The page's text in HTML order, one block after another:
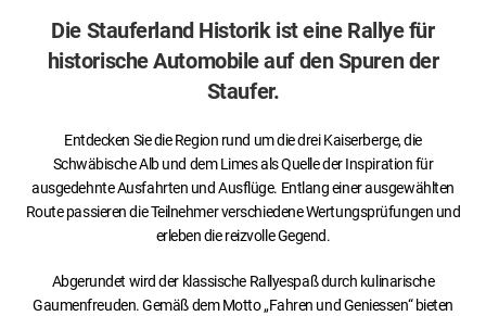
Die Stauferland Historik ist eine Rallye für
historische Automobile auf den Spuren der
Staufer.
Entdecken Sie die Region rund um die drei Kaiserberge, die
Schwäbische Alb und dem Limes als Quelle der Inspiration für
ausgedehnte Ausfahrten und Ausflüge. Entlang einer ausgewählten
Route passieren die Teilnehmer verschiedene Wertungsprüfungen und
erleben die reizvolle Gegend.
Abgerundet wird der klassische Rallyespaß durch kulinarische
Gaumenfreuden. Gemäß dem Motto „Fahren und Geniessen“ bieten